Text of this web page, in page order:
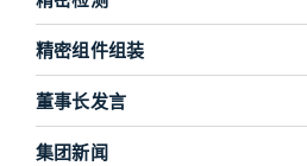
精密组件组装
董事长发言
集团新闻